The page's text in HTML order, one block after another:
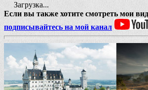
Загрузка...
Если вы также хотите смотреть мои
подписывайтесь на мой канал